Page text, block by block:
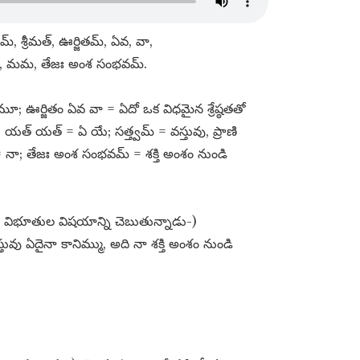
శ్రీమత్​, ఊర్జితమ్​, ఏవ, వా,
మమ, తేజః అంశ సంభవమ్​.
ఊర్జితం ఏవ వా = ఏదో ఒక విధమైన శ్రేష్ఠతతో
= ఏ యే; సత్త్వమ్​ = వస్తువు, ప్రాణి
అంశ సంభవమ్​ = శక్తి అంశం నుండి
విభూతుల విషయాన్ని చెబుతున్నాడు-)
ఏదైనా కానిమ్ము, అది నా శక్తి అంశం నుండి